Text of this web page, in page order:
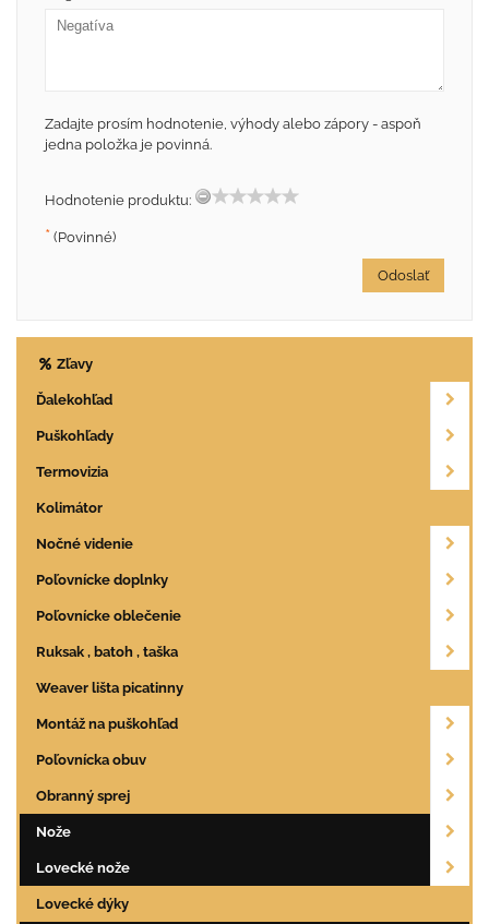
Zadajte prosím hodnotenie, výhody alebo zápory - aspoň
jedna položka je povinná.
Hodnotenie produktu:
* (Povinné)
Odoslať
Zľavy
Ďalekohľad
Puškohľady
Termovizia
Kolimátor
Nočné videnie
Poľovnícke doplnky
Poľovnícke oblečenie
Ruksak , batoh , taška
Weaver lišta picatinny
Montáž na puškohľad
Poľovnícka obuv
Obranný sprej
Nože
Lovecké nože
Lovecké dýky